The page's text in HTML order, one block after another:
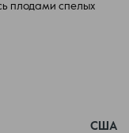
плодами спелых
США